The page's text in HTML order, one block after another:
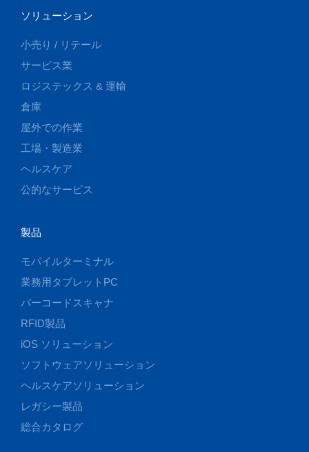
ソリューション
小売り / リテール
サービス業
ロジステックス & 運輸
倉庫
屋外での作業
工場・製造業
ヘルスケア
公的なサービス
製品
モバイルターミナル
業務用タブレットPC
バーコードスキャナ
RFID製品
iOS ソリューション
ソフトウェアソリューション
ヘルスケアソリューション
レガシー製品
総合カタログ